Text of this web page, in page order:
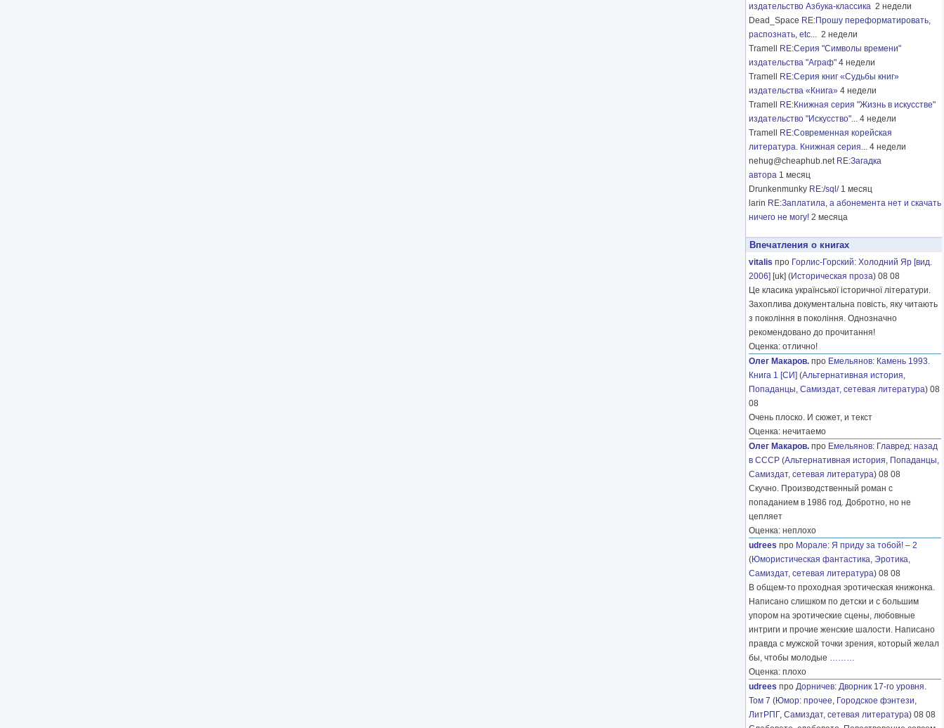
издательство Азбука-классика 2 недели
Dead_Space RE:Прошу переформатировать,
распознать, etc... 2 недели
Tramell
RE:Серия "Символы времени"
издательства "Аграф" 4 недели
Tramell
RE:Серия книг «Судьбы книг»
издательства «Книга» 4 недели
Tramell
RE:Книжная серия "Жизнь в искусстве"
издательство "Искусство"... 4 недели
Tramell
RE:Современная корейская
литература. Книжная серия... 4 недели
nehug@cheaphub.net RE:Загадка
автора 1 месяц
Drunkenmunky RE:/sql/ 1 месяц
larin RE:Заплатила, а абонемента нет и скачать
ничего не могу! 2 месяца
Впечатления о книгах
vitalis про Горлис-Горский: Холодний Яр [вид.
2006] [uk] (Историческая проза) 08 08
Це класика української історичної літератури.
Захоплива документальна повість, яку читають
з покоління в покоління. Однозначно
рекомендовано до прочитання!
Оценка: отлично!
Олег Макаров. про Емельянов: Камень 1993.
Книга 1 [СИ] (Альтернативная история,
Попаданцы, Самиздат, сетевая литература) 08
08
Очень плоско. И сюжет, и текст
Оценка: нечитаемо
Олег Макаров. про Емельянов: Главред: назад
в СССР (Альтернативная история, Попаданцы,
Самиздат, сетевая литература) 08 08
Скучно. Производственный роман с
попаданием в 1986 год. Добротно, но не
цепляет
Оценка: неплохо
udrees про Морале: Я приду за тобой! – 2
(Юмористическая фантастика, Эротика,
Самиздат, сетевая литература) 08 08
В общем-то проходная эротическая книжонка.
Написано слишком по детски и с большим
упором на эротические сцены, любовные
интриги и прочие женские шалости. Написано
правда с мужской точки зрения, который желал
бы, чтобы молодые ………
Оценка: плохо
udrees про Дорничев: Дворник 17-го уровня.
Том 7 (Юмор: прочее, Городское фэнтези,
ЛитРПГ, Самиздат, сетевая литература) 08 08